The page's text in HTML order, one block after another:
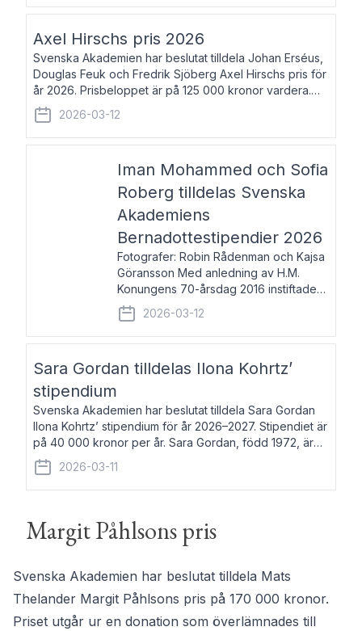
Axel Hirschs pris 2026
Svenska Akademien har beslutat tilldela Johan Erséus,
Douglas Feuk och Fredrik Sjöberg Axel Hirschs pris för
år 2026. Prisbeloppet är på 125 000 kronor vardera.
Johan Erséus, född 1959, är fackboksförfattare och
journalist med mångårigt för
2026-03-12
Iman Mohammed och Sofia
Roberg tilldelas Svenska
Akademiens
Bernadottestipendier 2026
Fotografer: Robin Rådenman och Kajsa
Göransson Med anledning av H.M.
Konungens 70-årsdag 2016 instiftade
fem av de kungliga akademierna det så
kallade Bernadotteprogrammet med
syfte att genom stipendier erbjuda stöd
2026-03-12
Sara Gordan tilldelas Ilona Kohrtz’
stipendium
Svenska Akademien har beslutat tilldela Sara Gordan
Ilona Kohrtz’ stipendium för år 2026–2027. Stipendiet är
på 40 000 kronor per år. Sara Gordan, född 1972, är
författare och översättare. Hon debuterade 2006 med
det prosalyriska verket En
2026-03-11
Margit Påhlsons pris
Svenska Akademien har beslutat tilldela Mats
Thelander Margit Påhlsons pris på 170 000 kronor.
Priset utgår ur en donation som överlämnades till